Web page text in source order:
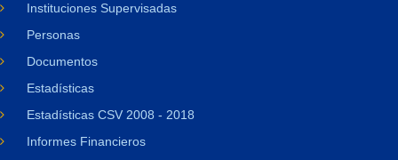
Instituciones Supervisadas
Personas
Documentos
Estadísticas
Estadísticas CSV 2008 - 2018
Informes Financieros